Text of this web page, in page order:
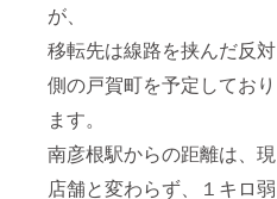
が、
移転先は線路を挟んだ反対
側の戸賀町を予定しており
ます。
南彦根駅からの距離は、現
店舗と変わらず、１キロ弱